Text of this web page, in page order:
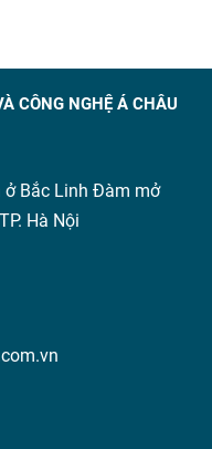
CÔNG NGHỆ Á CHÂU
ở Bắc Linh Đàm mở
Hà Nội